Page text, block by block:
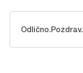
Odlično.Pozdrav.